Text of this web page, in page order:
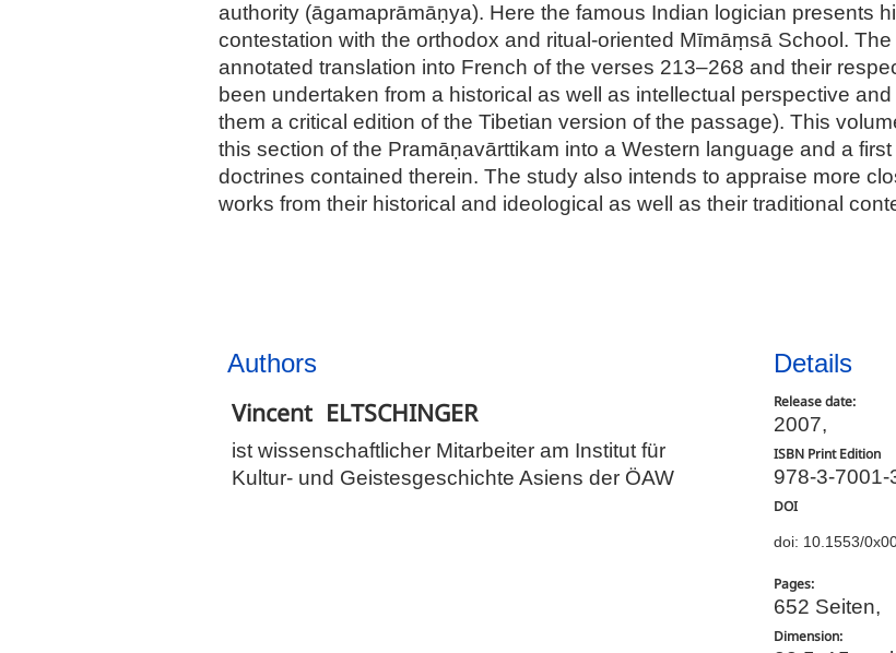
authority (āgamaprāmāṇya). Here the famous Indian logician presents
contestation with the orthodox and ritual-oriented Mīmāṃsā School.
annotated translation into French of the verses 213–268 and their
been undertaken from a historical as well as intellectual perspective
them a critical edition of the Tibetian version of the passage). This
this section of the Pramāṇavārttikam into a Western language and a
doctrines contained therein. The study also intends to appraise more
works from their historical and ideological as well as their traditional
Authors
Vincent ELTSCHINGER
ist wissenschaftlicher Mitarbeiter am Institut für
Kultur- und Geistesgeschichte Asiens der ÖAW
Details
Release date:
2007,
ISBN Print Edition
978-3-7001-
DOI
doi: 10.1553/
Pages:
652 Seiten,
Dimension: